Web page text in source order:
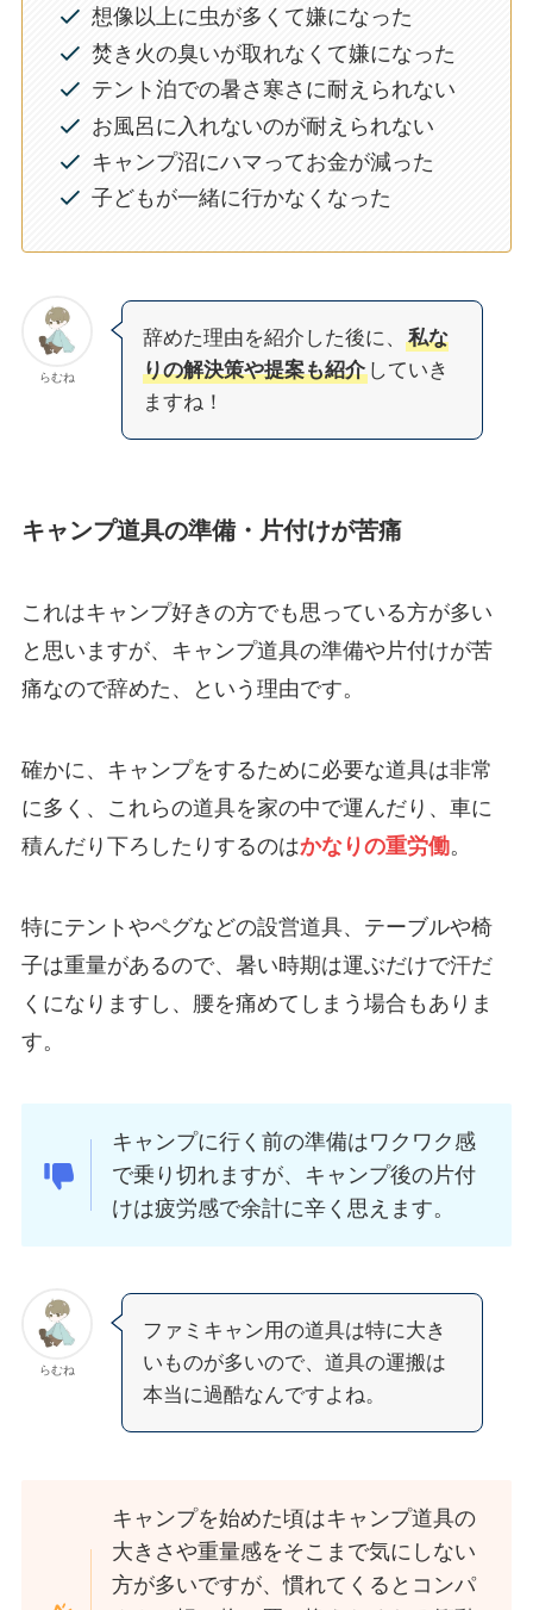
想像以上に虫が多くて嫌になった
焚き火の臭いが取れなくて嫌になった
テント泊での暑さ寒さに耐えられない
お風呂に入れないのが耐えられない
キャンプ沼にハマってお金が減った
子どもが一緒に行かなくなった
らむね
辞めた理由を紹介した後に、
私な
りの解決策や提案も紹介していき
ますね！
キャンプ道具の準備・片付けが苦痛
これはキャンプ好きの方でも思っている方が多い
と思いますが、キャンプ道具の準備や片付けが苦
痛なので辞めた、という理由です。
確かに、キャンプをするために必要な道具は非常
に多く、これらの道具を家の中で運んだり、車に
積んだり下ろしたりするのはかなりの重労働。
特にテントやペグなどの設営道具、テーブルや椅
子は重量があるので、暑い時期は運ぶだけで汗だ
くになりますし、腰を痛めてしまう場合もありま
す。
キャンプに行く前の準備はワクワク感
で乗り切れますが、キャンプ後の片付
けは疲労感で余計に辛く思えます。
らむね
ファミキャン用の道具は特に大き
いものが多いので、道具の運搬は
本当に過酷なんですよね。
キャンプを始めた頃はキャンプ道具の
大きさや重量感をそこまで気にしない
方が多いですが、慣れてくるとコンパ